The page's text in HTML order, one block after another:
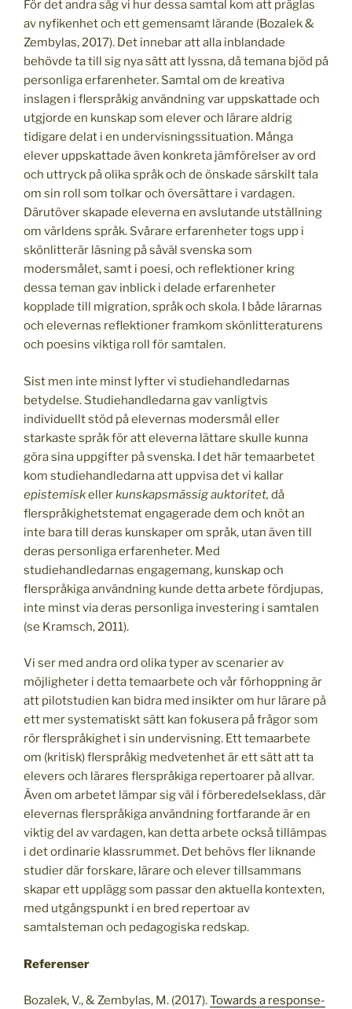
För det andra såg vi hur dessa samtal kom att präglas
av nyfikenhet och ett gemensamt lärande (Bozalek &
Zembylas, 2017). Det innebar att alla inblandade
behövde ta till sig nya sätt att lyssna, då temana bjöd på
personliga erfarenheter. Samtal om de kreativa
inslagen i flerspråkig användning var uppskattade och
utgjorde en kunskap som elever och lärare aldrig
tidigare delat i en undervisningssituation. Många
elever uppskattade även konkreta jämförelser av ord
och uttryck på olika språk och de önskade särskilt tala
om sin roll som tolkar och översättare i vardagen.
Därutöver skapade eleverna en avslutande utställning
om världens språk. Svårare erfarenheter togs upp i
skönlitterär läsning på såväl svenska som
modersmålet, samt i poesi, och reflektioner kring
dessa teman gav inblick i delade erfarenheter
kopplade till migration, språk och skola. I både lärarnas
och elevernas reflektioner framkom skönlitteraturens
och poesins viktiga roll för samtalen.
Sist men inte minst lyfter vi studiehandledarnas
betydelse. Studiehandledarna gav vanligtvis
individuellt stöd på elevernas modersmål eller
starkaste språk för att eleverna lättare skulle kunna
göra sina uppgifter på svenska. I det här temaarbetet
kom studiehandledarna att uppvisa det vi kallar
epistemiskellerkunskapsmässig auktoritet, då
flerspråkighetstemat engagerade dem och knöt an
inte bara till deras kunskaper om språk, utan även till
deras personliga erfarenheter. Med
studiehandledarnas engagemang, kunskap och
flerspråkiga användning kunde detta arbete fördjupas,
inte minst via deras personliga investering i samtalen
(se Kramsch, 2011).
Vi ser med andra ord olika typer av scenarier av
möjligheter i detta temaarbete och vår förhoppning är
att pilotstudien kan bidra med insikter om hur lärare på
ett mer systematiskt sätt kan fokusera på frågor som
rör flerspråkighet i sin undervisning. Ett temaarbete
om (kritisk) flerspråkig medvetenhet är ett sätt att ta
elevers och lärares flerspråkiga repertoarer på allvar.
Även om arbetet lämpar sig väl i förberedelseklass, där
elevernas flerspråkiga användning fortfarande är en
viktig del av vardagen, kan detta arbete också tillämpas
i det ordinarie klassrummet. Det behövs fler liknande
studier där forskare, lärare och elever tillsammans
skapar ett upplägg som passar den aktuella kontexten,
med utgångspunkt i en bred repertoar av
samtalsteman och pedagogiska redskap.
Referenser
Bozalek, V., & Zembylas, M. (2017).Towards a response-